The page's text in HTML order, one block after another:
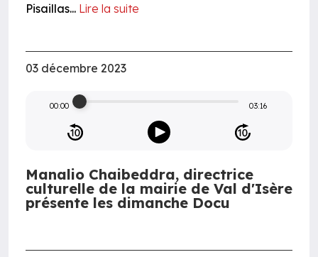
Pisaillas... Lire la suite
03 décembre 2023
00:00 03:16
Manalio Chaibeddra, directrice
culturelle de la mairie de Val d'Isère
présente les dimanche Docu